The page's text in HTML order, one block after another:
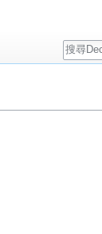
搜
尋